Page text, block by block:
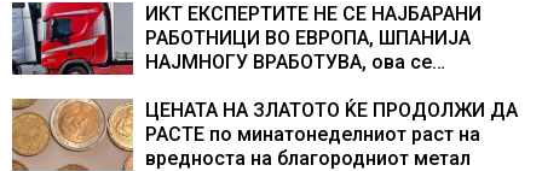
ИКТ ЕКСПЕРТИТЕ НЕ СЕ НАЈБАРАНИ
РАБОТНИЦИ ВО ЕВРОПА, ШПАНИЈА
НАЈМНОГУ ВРАБОТУВА, oва се
година
ЦЕНАТА НА ЗЛАТОТО ЌЕ ПРОДОЛЖИ ДА
РАСТЕ по минатонеделниот раст на
вредноста на благородниот метал